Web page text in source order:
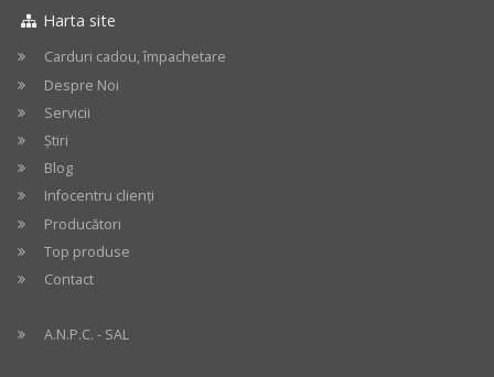
Harta site
Carduri cadou, împachetare
Despre Noi
Servicii
Știri
Blog
Infocentru clienți
Producători
Top produse
Contact
A.N.P.C. - SAL